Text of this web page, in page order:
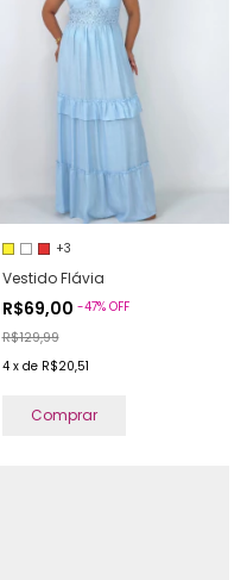
+3
Vestido Flávia
R$69,00 -47% OFF
R$129,99
4 x de R$20,51
Comprar